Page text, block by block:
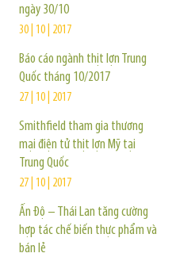
ngày 30/10
30 | 10 | 2017
Báo cáo ngành thịt lợn Trung
Quốc tháng 10/2017
27 | 10 | 2017
Smithfield tham gia thương
mại điện tử thịt lợn Mỹ tại
Trung Quốc
27 | 10 | 2017
Ấn Độ – Thái Lan tăng cường
hợp tác chế biến thực phẩm và
bán lẻ